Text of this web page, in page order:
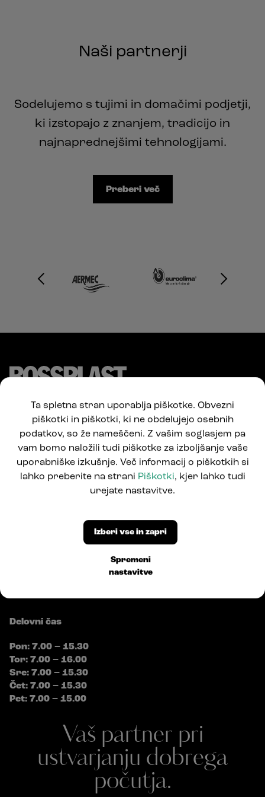
Naši partnerji
Sodelujemo s tujimi in domačimi podjetji,
ki izstopajo z znanjem, tradicijo in
najnaprednejšimi tehnologijami.
Preberi več
Pod Jelšami 5
1290 Grosuplje, Slovenija
T: +386 1781 0550
info@bossplast.com
Delovni čas
Pon: 7.00 – 15.30
Tor: 7.00 – 16.00
Sre: 7.00 – 15.30
Čet: 7.00 – 15.30
Pet: 7.00 – 15.00
Vaš partner pri
ustvarjanju dobrega
počutja.
Ta spletna stran uporablja piškotke. Obvezni
piškotki in piškotki, ki ne obdelujejo osebnih
podatkov, so že nameščeni. Z vašim soglasjem pa
vam bomo naložili tudi piškotke za izboljšanje vaše
uporabniške izkušnje. Več informacij o piškotkih si
lahko preberite na strani Piškotki, kjer lahko tudi
urejate nastavitve.
Spremeni
nastavitve
Izberi vse in zapri